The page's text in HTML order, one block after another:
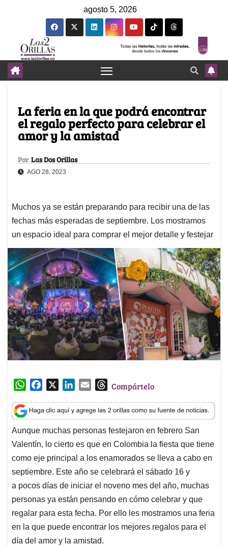
agosto 5, 2026
La feria en la que podrá encontrar
el regalo perfecto para celebrar el
amor y la amistad
Por Las Dos Orillas
AGO 28, 2023
Muchos ya se están preparando para recibir una de las
fechas más esperadas de septiembre. Los mostramos
un espacio ideal para comprar el mejor detalle y festejar
W
a
t
s
A
p
p
c
e
b
o
o
k
n
k
e
d
I
n
a
i
l
T
r
e
a
d
s
Compártelo
Aunque muchas personas festejaron en febrero San
Valentín, lo cierto es que en Colombia la fiesta que tiene
como eje principal a los enamorados se lleva a cabo en
septiembre. Este año se celebrará el sábado 16 y
a pocos días de iniciar el noveno mes del año, muchas
personas ya están pensando en cómo celebrar y que
regalar para esta fecha. Por ello les mostramos una feria
en la que puede encontrar los mejores regalos para el
día del amor y la amistad.